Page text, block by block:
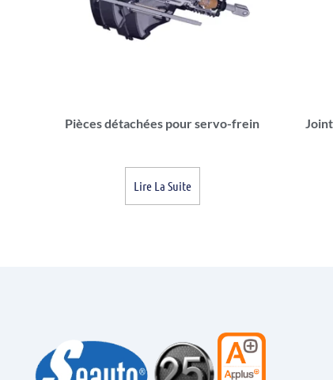
Pièces détachées pour servo-frein
Lire La Suite